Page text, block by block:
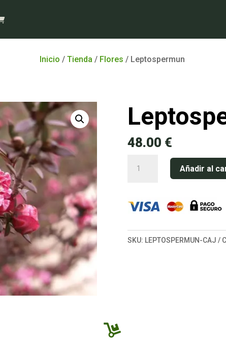
Inicio / Tienda / Flores / Leptospermun
48.00 €
Leptospermun
Añadir al
SKU: LEPTOSPERMUN-CAJ
